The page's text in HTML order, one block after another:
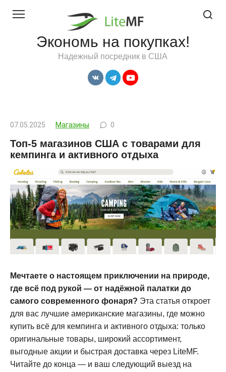
Экономь на покупках!
Надежный посредник в США
07.05.2025 Магазины 0
Топ-5 магазинов США с товарами для
кемпинга и активного отдыха
Мечтаете о настоящем приключении на природе,
где всё под рукой — от надёжной палатки до
самого современного фонаря? Эта статья откроет
для вас лучшие американские магазины, где можно
купить всё для кемпинга и активного отдыха: только
оригинальные товары, широкий ассортимент,
выгодные акции и быстрая доставка через LiteMF.
Читайте до конца — и ваш следующий выезд на